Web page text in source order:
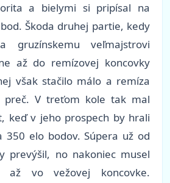
a bielymi si pripísal na
Škoda druhej partie, kedy
gruzínskemu veľmajstrovi
až do remízovej koncovky
však stačilo málo a remíza
preč. V treťom kole tak mal
keď v jeho prospech by hrali
350 elo bodov. Súpera už od
prevýšil, no nakoniec musel
až vo vežovej koncovke.